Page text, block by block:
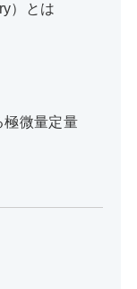
）とは
微量定量